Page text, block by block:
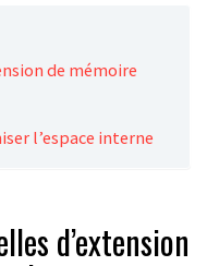
de mémoire
l’espace interne
d’extension